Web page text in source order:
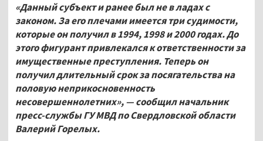
«Данный субъект и ранее был не в ладах с
законом. За его плечами имеется три судимости,
которые он получил в 1994, 1998 и 2000 годах. До
этого фигурант привлекался к ответственности за
имущественные преступления. Теперь он
получил длительный срок за посягательства на
половую неприкосновенность
несовершеннолетних», — сообщил начальник
пресс-службы ГУ МВД по Свердловской области
Валерий Горелых.